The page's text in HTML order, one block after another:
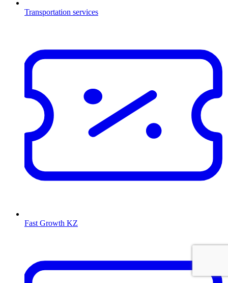
Transportation services
Fast Growth KZ